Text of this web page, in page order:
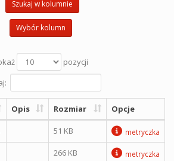
Szukaj w kolumnie
Wybór kolumn
pozycji
Opis Rozmiar Opcje
51 KB metryczka
266 KB metryczka